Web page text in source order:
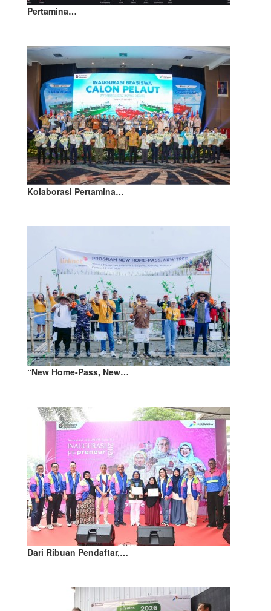
Pertamina…
Kolaborasi Pertamina…
“New Home-Pass, New…
Dari Ribuan Pendaftar,…